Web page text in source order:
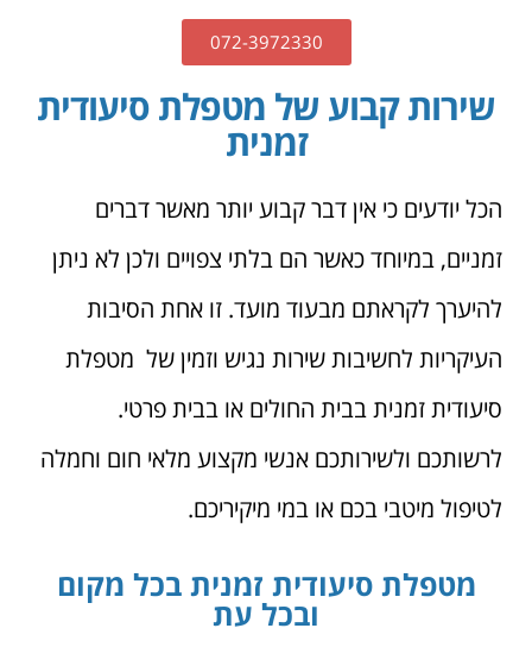
072-3972330
שירות קבוע של מטפלת סיעודית
זמנית
הכל יודעים כי אין דבר קבוע יותר מאשר דברים
זמניים, במיוחד כאשר הם בלתי צפויים ולכן לא ניתן
להיערך לקראתם מבעוד מועד. זו אחת הסיבות
העיקריות לחשיבות שירות נגיש וזמין של מטפלת
סיעודית זמנית בבית החולים או בבית פרטי.
לרשותכם ולשירותכם אנשי מקצוע מלאי חום וחמלה
לטיפול מיטבי בכם או במי מיקיריכם.
מטפלת סיעודית זמנית בכל מקום
ובכל עת